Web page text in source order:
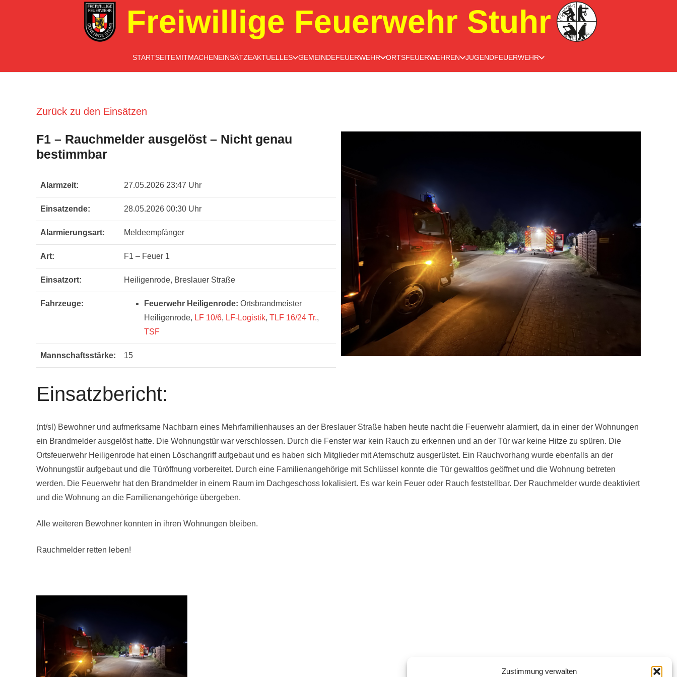
Zustimmung verwalten
Freiwillige Feuerwehr Stuhr
STARTSEITEMITMACHENEINSÄTZEAKTUELLES GEMEINDEFEUERWEHR ORTSFEUERWEHREN JUGENDFEUERWEHR
Zurück zu den Einsätzen
F1 – Rauchmelder ausgelöst – Nicht genau
bestimmbar
Alarmzeit: 27.05.2026 23:47 Uhr
Einsatzende: 28.05.2026 00:30 Uhr
Alarmierungsart: Meldeempfänger
Art: F1 – Feuer 1
Einsatzort: Heiligenrode, Breslauer Straße
Fahrzeuge: Feuerwehr Heiligenrode: Ortsbrandmeister
Heiligenrode, LF 10/6, LF-Logistik, TLF 16/24 Tr.,
TSF
Mannschaftsstärke: 15
Einsatzbericht:
(nt/sl) Bewohner und aufmerksame Nachbarn eines Mehrfamilienhauses an der Breslauer Straße haben heute nacht die Feuerwehr alarmiert, da in einer der Wohnungen
ein Brandmelder ausgelöst hatte. Die Wohnungstür war verschlossen. Durch die Fenster war kein Rauch zu erkennen und an der Tür war keine Hitze zu spüren. Die
Ortsfeuerwehr Heiligenrode hat einen Löschangriff aufgebaut und es haben sich Mitglieder mit Atemschutz ausgerüstet. Ein Rauchvorhang wurde ebenfalls an der
Wohnungstür aufgebaut und die Türöffnung vorbereitet. Durch eine Familienangehörige mit Schlüssel konnte die Tür gewaltlos geöffnet und die Wohnung betreten
werden. Die Feuerwehr hat den Brandmelder in einem Raum im Dachgeschoss lokalisiert. Es war kein Feuer oder Rauch feststellbar. Der Rauchmelder wurde deaktiviert
und die Wohnung an die Familienangehörige übergeben.
Alle weiteren Bewohner konnten in ihren Wohnungen bleiben.
Rauchmelder retten leben!